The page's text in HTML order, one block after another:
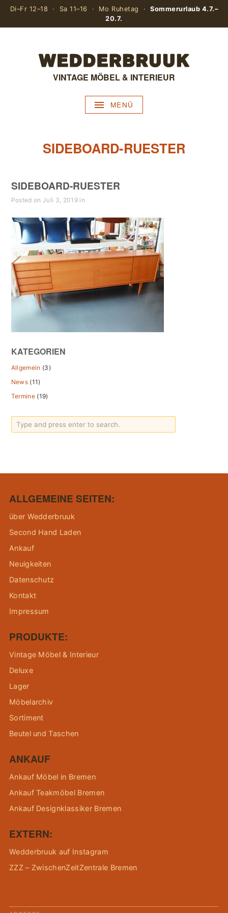
Di–Fr 12–18 · Sa 11–16 · Mo Ruhetag ·Sommerurlaub 4.7.–
20.7.
VINTAGE MÖBEL & INTERIEUR
MENÜ
SIDEBOARD-RUESTER
SIDEBOARD-RUESTER
Posted on Juli 3, 2019 in
KATEGORIEN
Allgemein (3)
News (11)
Termine (19)
ALLGEMEINE SEITEN:
über Wedderbruuk
Second Hand Laden
Ankauf
Neuigkeiten
Datenschutz
Kontakt
Impressum
PRODUKTE:
Vintage Möbel & Interieur
Deluxe
Lager
Möbelarchiv
Sortiment
Beutel und Taschen
ANKAUF
Ankauf Möbel in Bremen
Ankauf Teakmöbel Bremen
Ankauf Designklassiker Bremen
EXTERN:
Wedderbruuk auf Instagram
ZZZ – ZwischenZeitZentrale Bremen